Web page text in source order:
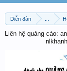
Diễn đàn
Liên hệ quảng cáo: